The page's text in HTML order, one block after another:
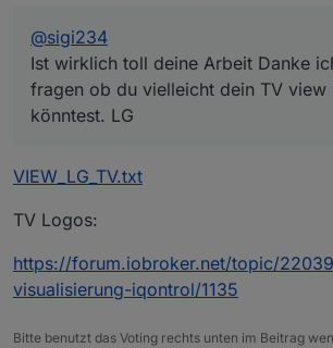
• Z-Index verstellt
• Leerzeichen/Sonderzeichen im
• Skripte nicht installiert
• Häufig hilft ein Neustart des
• Einen Browser refresh machen
VIEW_IT_sigi234.txt
@sigi234
Ist wirklich toll deine Arbeit Danke
fragen ob du vielleicht dein TV view
könntest. LG
VIEW_LG_TV.txt
TV Logos:
https://forum.iobroker.net/topic/
visualisierung-iqontrol/1135
Bitte benutzt das Voting rechts unten im Beitrag